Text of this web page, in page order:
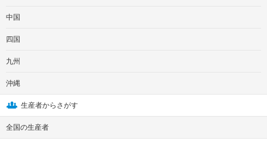
中国
四国
九州
沖縄
生産者からさがす
全国の生産者